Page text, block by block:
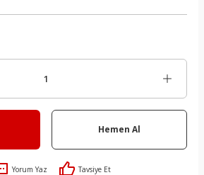
Hemen Al
Yorum Yaz Tavsiye Et